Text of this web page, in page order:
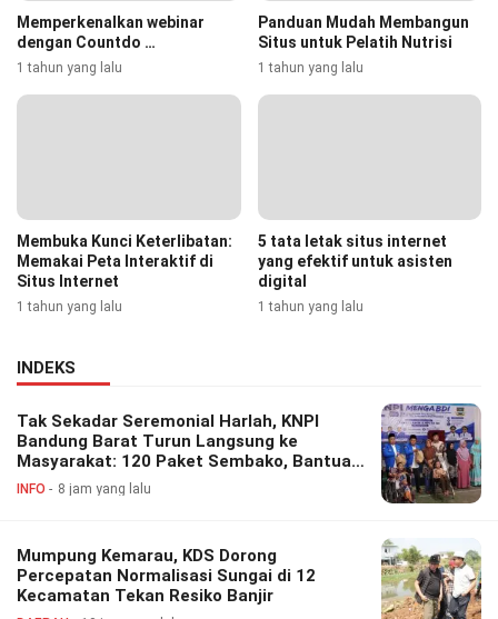
Memperkenalkan webinar
dengan Countdo …
1 tahun yang lalu
Panduan Mudah Membangun
Situs untuk Pelatih Nutrisi
1 tahun yang lalu
Membuka Kunci Keterlibatan:
Memakai Peta Interaktif di
Situs Internet
1 tahun yang lalu
5 tata letak situs internet
yang efektif untuk asisten
digital
1 tahun yang lalu
INDEKS
Tak Sekadar Seremonial Harlah, KNPI
Bandung Barat Turun Langsung ke
Masyarakat: 120 Paket Sembako, Bantuan
Disabilitas hingga Layanan Kesehatan
INFO 8 jam yang lalu
Mumpung Kemarau, KDS Dorong
Percepatan Normalisasi Sungai di 12
Kecamatan Tekan Resiko Banjir